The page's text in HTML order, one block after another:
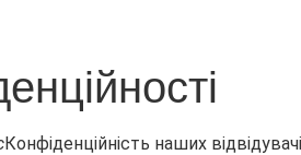
Конфіденційність наших